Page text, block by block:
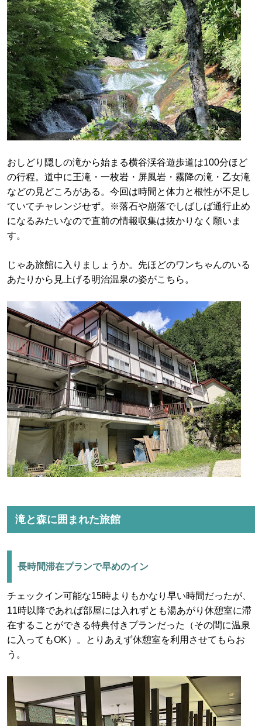
おしどり隠しの滝から始まる横谷渓谷遊歩道は100分ほど
の行程。道中に王滝・一枚岩・屏風岩・霧降の滝・乙女滝
などの見どころがある。今回は時間と体力と根性が不足し
ていてチャレンジせず。※落石や崩落でしばしば通行止め
になるみたいなので直前の情報収集は抜かりなく願いま
す。
じゃあ旅館に入りましょうか。先ほどのワンちゃんのいる
あたりから見上げる明治温泉の姿がこちら。
滝と森に囲まれた旅館
長時間滞在プランで早めのイン
チェックイン可能な15時よりもかなり早い時間だったが、
11時以降であれば部屋には入れずとも湯あがり休憩室に滞
在することができる特典付きプランだった（その間に温泉
に入ってもOK）。とりあえず休憩室を利用させてもらお
う。